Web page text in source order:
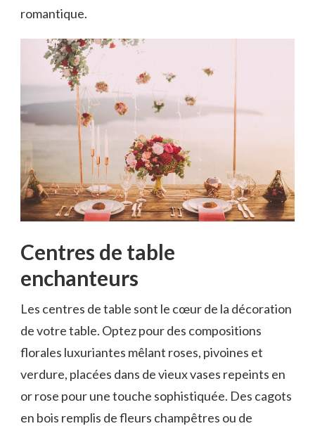
romantique.
Centres de table
enchanteurs
Les centres de table sont le cœur de la décoration
de votre table. Optez pour des compositions
florales luxuriantes mêlant roses, pivoines et
verdure, placées dans de vieux vases repeints en
or rose pour une touche sophistiquée. Des cagots
en bois remplis de fleurs champêtres ou de